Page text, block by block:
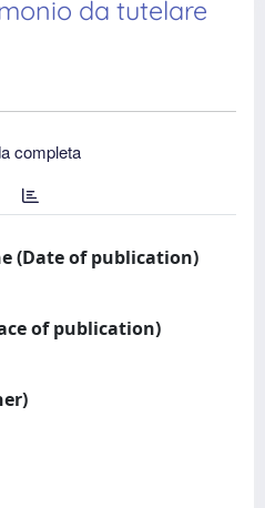
da tutelare
completa
(Date of publication)
of publication)